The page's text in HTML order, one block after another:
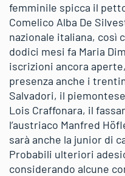
femminile spicca il
Comelico Alba De
nazionale italiana, così
dodici mesi fa Maria
iscrizioni ancora
presenza anche i
Salvadori, il
Lois Craffonara, il
l’austriaco Manfred
sarà anche la junior di
Probabili ulteriori
considerando alcune